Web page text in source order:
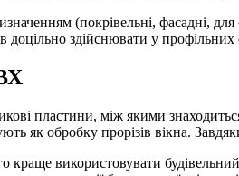
(покрівельні, фасадні,
доцільно здійснювати у профільних
пластини, між якими
як обробку прорізів вікна.
використовувати